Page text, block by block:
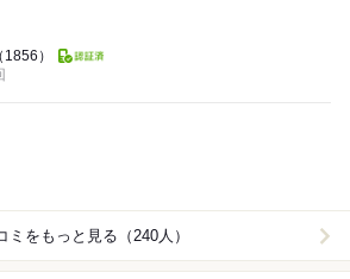
（1856）
ミをもっと見る（240人）